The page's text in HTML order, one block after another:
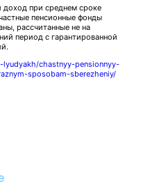
доход при среднем сроке
пенсионные фонды
рассчитанные не на
период с гарантированной
chastnyy-pensionnyy-
sposobam-sberezheniy/